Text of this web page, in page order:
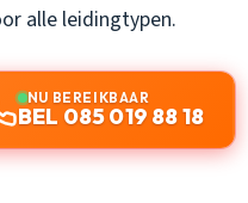
alle leidingtypen.
NU BEREIKBAAR
BEL 085 019 88 18